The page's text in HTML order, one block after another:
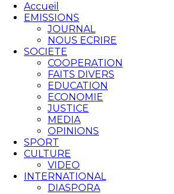
Accueil
EMISSIONS
JOURNAL
NOUS ECRIRE
SOCIETE
COOPERATION
FAITS DIVERS
EDUCATION
ECONOMIE
JUSTICE
MEDIA
OPINIONS
SPORT
CULTURE
VIDEO
INTERNATIONAL
DIASPORA